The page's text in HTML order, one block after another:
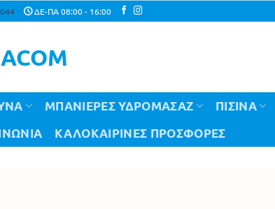
ΔΕ-ΠΑ 08:00 - 16:00
ΜΠΑΝΙΕΡΕΣ ΥΔΡΟΜΑΣΑΖ ΠΙΣΙΝΑ
ΚΑΛΟΚΑΙΡΙΝΈΣ ΠΡΟΣΦΟΡΈΣ